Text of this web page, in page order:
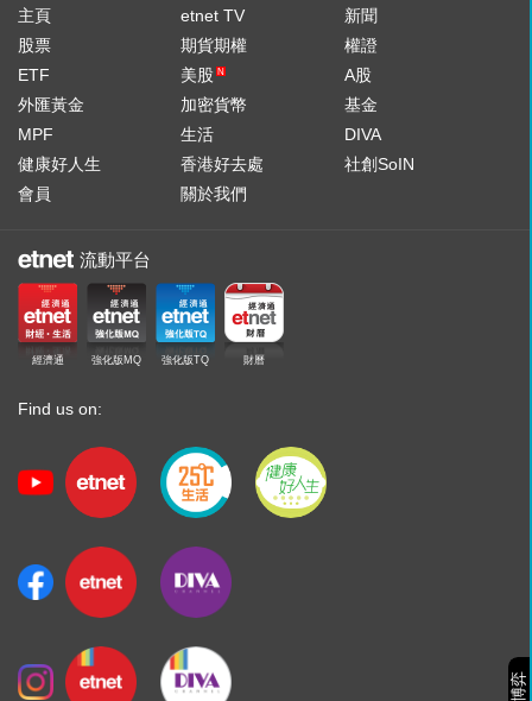
主頁 etnet TV
新聞
股票
期貨期權
權證
ETF
美股 N
A股
外匯黃金
加密貨幣
基金
MPF
生活
DIVA
健康好人生
香港好去處
社創SoIN
會員
關於我們
流動平台
經濟通 強化版MQ 強化版TQ 財曆
Find us on: